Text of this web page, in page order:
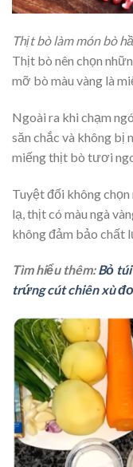
Thịt bò làm món bò
Thịt bò nên chọn
mỡ bò màu vàng là
Ngoài ra khi chạm
săn chắc và không bị
miếng thịt bò tươi
Tuyệt đối không
lạ, thịt có màu ngà
không đảm bảo chất
Tìm hiểu thêm:Bỏ
trứng cút chiên xù